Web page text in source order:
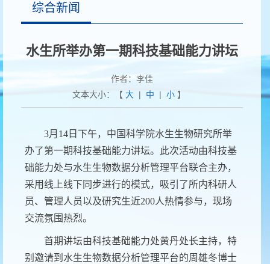
综合新闻
水生所举办第一期科技基础能力讲坛
作者：李佳
文本大小：【 大| 中 | 小】
3月14日下午，中国科学院水生生物研究所举
办了第一期科技基础能力讲坛。此次活动由科技基
础能力处与水生生物数据分析管理平台联合主办，
采用线上线下同步进行的模式，吸引了所内科研人
员、管理人员以及研究生近200人热情参与，现场
交流氛围热烈。
首期讲坛由科技基础能力处黄丹处长主持，特
别邀请到水生生物数据分析管理平台的周雄冬博士